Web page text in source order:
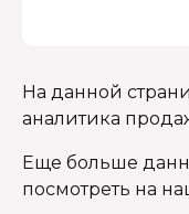
На данной
аналитика
Еще больше
посмотреть на